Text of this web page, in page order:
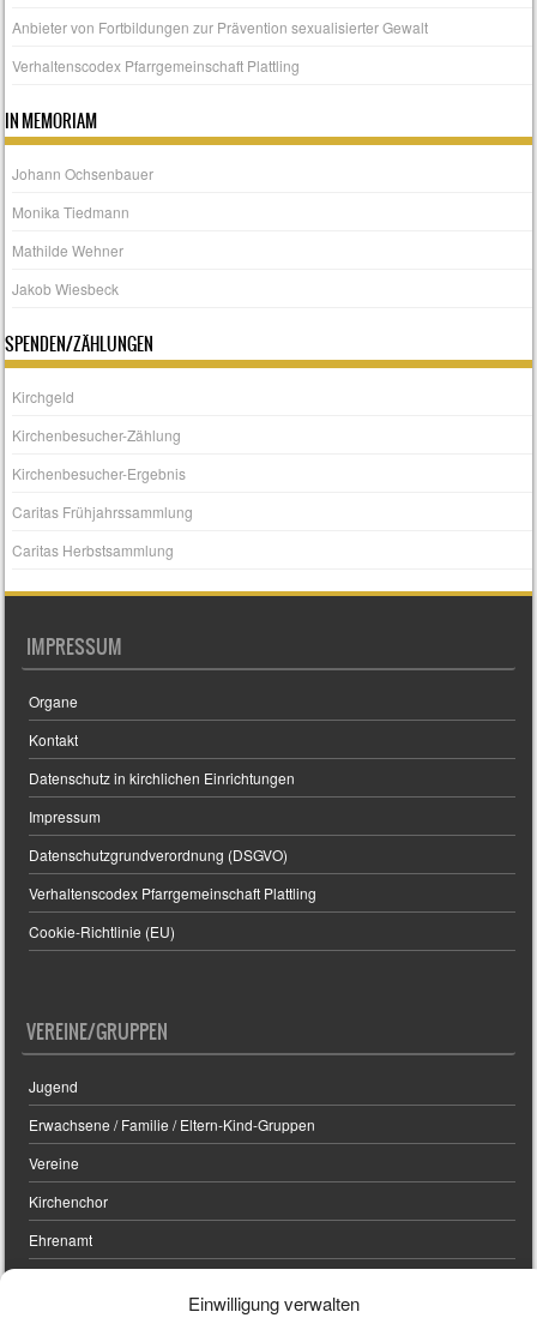
Einwilligung verwalten
Anbieter von Fortbildungen zur Prävention sexualisierter Gewalt
Verhaltenscodex Pfarrgemeinschaft Plattling
IN MEMORIAM
Johann Ochsenbauer
Monika Tiedmann
Mathilde Wehner
Jakob Wiesbeck
SPENDEN/ZÄHLUNGEN
Kirchgeld
Kirchenbesucher-Zählung
Kirchenbesucher-Ergebnis
Caritas Frühjahrssammlung
Caritas Herbstsammlung
IMPRESSUM
Organe
Kontakt
Datenschutz in kirchlichen Einrichtungen
Impressum
Datenschutzgrundverordnung (DSGVO)
Verhaltenscodex Pfarrgemeinschaft Plattling
Cookie-Richtlinie (EU)
VEREINE/GRUPPEN
Jugend
Erwachsene / Familie / Eltern-Kind-Gruppen
Vereine
Kirchenchor
Ehrenamt